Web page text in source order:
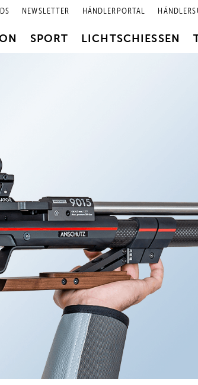
NEWSLETTER HÄNDLERPORTAL
SPORT LICHTSCHIESSEN